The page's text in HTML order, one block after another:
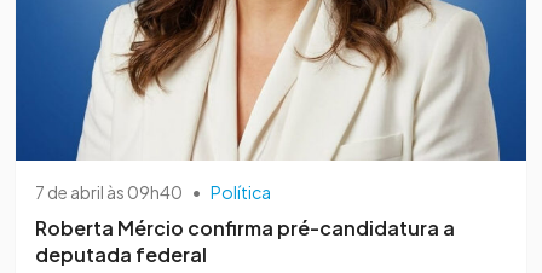
7 de abril às 09h40 • Política
Roberta Mércio confirma pré-candidatura a
deputada federal